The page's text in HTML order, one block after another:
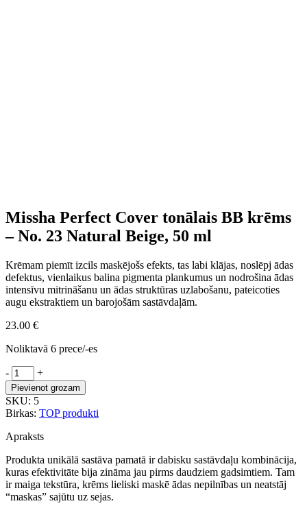
Missha Perfect Cover tonālais BB krēms
– No. 23 Natural Beige, 50 ml
Krēmam piemīt izcils maskējošs efekts, tas labi klājas, noslēpj ādas
defektus, vienlaikus balina pigmenta plankumus un nodrošina ādas
intensīvu mitrināšanu un ādas struktūras uzlabošanu, pateicoties
augu ekstraktiem un barojošām sastāvdaļām.
23.00 €
Noliktavā 6 prece/-es
- Missha
Perfect
Cover
tonālais
BB
krēms
-
No.
23
Natural
Beige,
+
Pievienot grozam
SKU: 5
Birkas: TOP produkti
Apraksts
Produkta unikālā sastāva pamatā ir dabisku sastāvdaļu kombinācija,
kuras efektivitāte bija zināma jau pirms daudziem gadsimtiem. Tam
ir maiga tekstūra, krēms lieliski maskē ādas nepilnības un neatstāj
“maskas” sajūtu uz sejas.